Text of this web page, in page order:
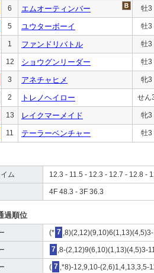
6 エムオーティンバー 牡3
5 ユウターボーイ 牡3
1 ファンドリバトル 牡3
12 ショウグンリーダー 牡3
3 アネチャヒメ 牝3
2 トレノヘイロー せん
13 レイクマーメイド 牝3
11 テーラーベンチャー 牡3
ム 12.3 - 11.5 - 12.3 - 12.7 - 12.8 -
4F 48.3 - 3F 36.3
過順位
(* 7
7 ,8-(2,12)9(6,10)(1,13)(4,5)3-
( 7 ,*8)-12,9,10-(2,6)1,4,13,3,5-